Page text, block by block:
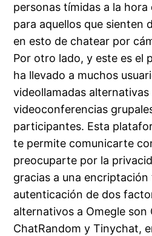
personas tímidas a la
para aquellos que sienten
en esto de chatear por
Por otro lado, y este es el
ha llevado a muchos
videollamadas alternativas
videoconferencias
participantes. Esta
te permite comunicarte
preocuparte por la
gracias a una encriptación
autenticación de dos
alternativos a Omegle son
ChatRandom y Tinychat,